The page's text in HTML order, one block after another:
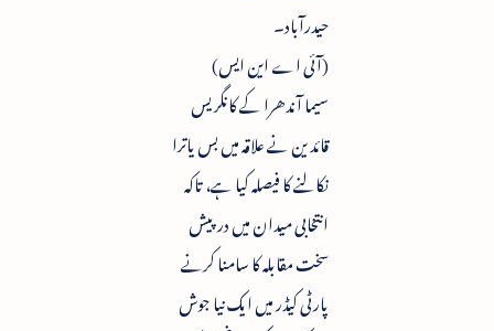
حیدرآباد۔
(آئی اے این ایس)
سیما آندھرا کے کانگریس
قائدین نے علاقہ میں بس یاترا
نکالنے کا فیصلہ کیا ہے، تاکہ
انتخابی میدان میں درپیش
سخت مقابلہ کا سامنا کرنے
پارٹی کیڈر میں ایک نیا جوش